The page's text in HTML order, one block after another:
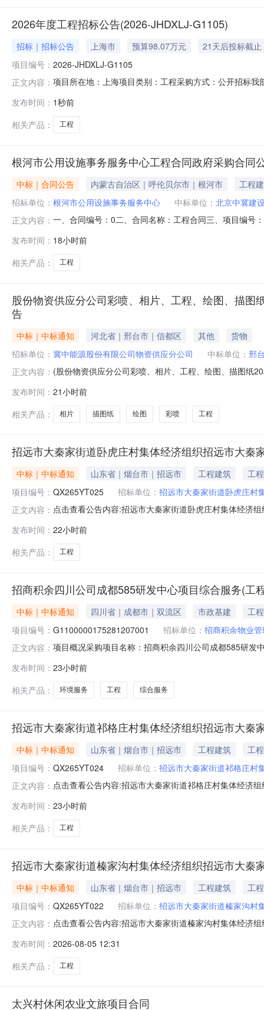
2026年度工程招标公告(2026-JHDXLJ-G1105)
招标｜招标公告 上海市 预算98.07万元
21天后投标截止
项目编号： 2026-JHDXLJ-G1105
正文内容： 项目所在地：上海项目类别：工程采购方式：公开招标
高限价):最高投标限价：1885894.07元，其中标段1最
发布时间： 1秒前
相关产品：
工程
根河市公用设施事务服务中心工程合同政府采购合同
中标｜合同公告 内蒙古自治区｜呼伦贝尔市｜根河市
工程
招标单位： 根河市公用设施事务服务中心 中标单位： 北京中冀建
正文内容： 一、合同编号：0二、合同名称：工程合同三、项目编号
13381080666六、合同主要信息主要标的：序号名称数
发布时间： 18小时前
相关产品：
工程
股份物资供应分公司彩喷、相片、工程、绘图、描
告
中标｜中标通知 河北省｜邢台市｜信都区 其他
货物
招标单位： 冀中能源股份有限公司物资供应分公司 中标单位： 邢
正文内容： (股份物资供应分公司彩喷、相片、工程、绘图、描图纸
间2026-07-3015:28公示发布日期2026-08-05二、成交
发布时间： 21小时前
相关产品：
相片 描图纸 绘图 彩喷 工程
招远市大秦家街道卧虎庄村集体经济组织招远市大
中标｜中标通知 山东省｜烟台市｜招远市 工程建筑
工程
项目编号： QX265YT025 招标单位： 招远市大秦家街道卧虎庄村
正文内容： 点击查看公告内容:招远市大秦家街道卧虎庄村集体经济
发布时间： 22小时前
相关产品：
工程
招商积余四川公司成都585研发中心项目综合服务(工
中标｜中标通知 四川省｜成都市｜双流区 市政基建
工程
项目编号： G1100000175281207001 招标单位： 招商积余物业
正文内容： 项目概况采购项目名称：招商积余四川公司成都585研
道88号中航城市广场代理机构名称：招商局物业管理有
业
发布时间： 23小时前
相关产品：
环境服务 工程 综合服务
招远市大秦家街道祁格庄村集体经济组织招远市大
中标｜中标通知 山东省｜烟台市｜招远市 工程建筑
工程
项目编号： QX265YT024 招标单位： 招远市大秦家街道祁格庄村
正文内容： 点击查看公告内容:招远市大秦家街道祁格庄村集体经济
发布时间： 23小时前
相关产品：
工程
招远市大秦家街道榛家沟村集体经济组织招远市大
中标｜中标通知 山东省｜烟台市｜招远市 工程建筑
工程
项目编号： QX265YT022 招标单位： 招远市大秦家街道榛家沟村
正文内容： 点击查看公告内容:招远市大秦家街道榛家沟村集体经济
发布时间： 2026-08-05 12:31
相关产品：
工程
太兴村休闲农业文旅项目合同